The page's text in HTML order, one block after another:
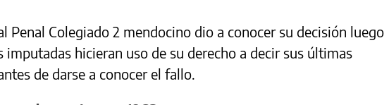
Penal Colegiado 2 mendocino dio a conocer su decisión luego
imputadas hicieran uso de su derecho a decir sus últimas
de darse a conocer el fallo.